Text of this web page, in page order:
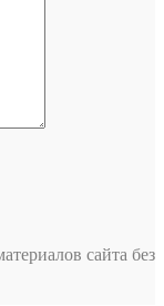
сайта без